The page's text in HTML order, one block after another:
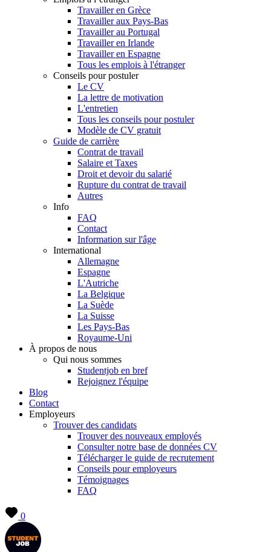
Travailler en Grèce
Travailler aux Pays-Bas
Travailler au Portugal
Travailler en Irlande
Travailler en Espagne
Tous les emplois à l'étranger
Conseils pour postuler
Le CV
La lettre de motivation
L'entretien
Tous les conseils pour postuler
Modèle de CV gratuit
Guide de carrière
Contrat de travail
Salaire et Taxes
Droit et devoir du salarié
Rupture du contrat de travail
Autres
Info
FAQ
Contact
Information sur l'âge
International
Allemagne
Espagne
L'Autriche
La Belgique
La Suède
La Suisse
Les Pays-Bas
Royaume-Uni
À propos de nous
Qui nous sommes
Studentjob en bref
Rejoignez l'équipe
Blog
Contact
Employeurs
Trouver des candidats
Trouver des nouveaux employés
Consulter notre base de données CV
Télécharger le guide de recrutement
Conseils pour employeurs
Témoignages
FAQ
0